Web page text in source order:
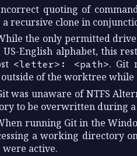
quoting of
recursive clone in
the only permitted
English alphabet, this
<letter>: <path>. Git
of the worktree while
was unaware of NTFS
to be overwritten during a
running Git in the
a working directory
were active.